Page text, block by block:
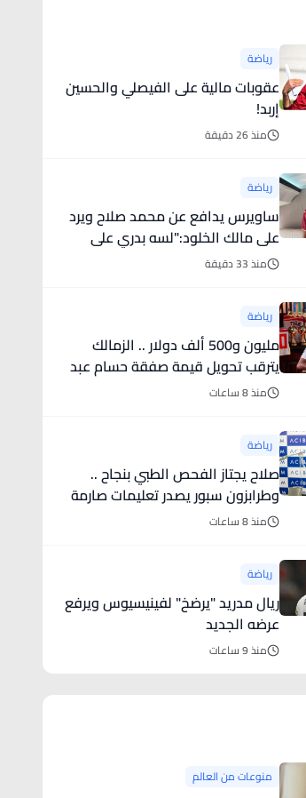
رياضة
عقوبات مالية على الفيصلي والحسين
إربد!
منذ 26 دقيقة
رياضة
ساويرس يدافع عن محمد صلاح ويرد
على مالك الخلود:"لسه بدري على
التقاعد"
منذ 33 دقيقة
رياضة
مليون و500 ألف دولار .. الزمالك
يترقب تحويل قيمة صفقة حسام عبد
المجيد
منذ 8 ساعات
رياضة
صلاح يجتاز الفحص الطبي بنجاح ..
وطرابزون سبور يصدر تعليمات صارمة
لجماهيره قبل استقبال النجم
منذ 8 ساعات
رياضة
ريال مدريد "يرضخ" لفينيسيوس ويرفع
عرضه الجديد
منذ 9 ساعات
منوعات من العالم